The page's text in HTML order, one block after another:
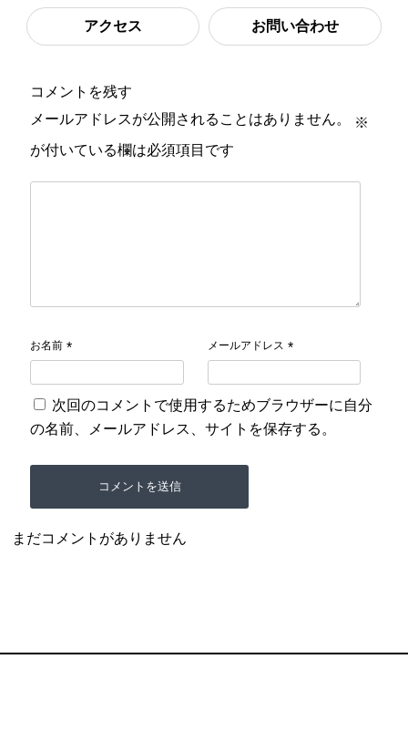
アクセス お問い合わせ
コメントを残す
メールアドレスが公開されることはありません。
※
が付いている欄は必須項目です
お名前 * メールアドレス *
次回のコメントで使用するためブラウザーに自分
の名前、メールアドレス、サイトを保存する。
まだコメントがありません